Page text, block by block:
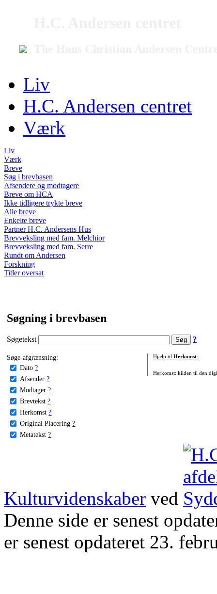
Liv
H.C. Andersen centret
Værk
Liv
Værk
Breve
Søg i brevbasen
Afsendere og modtagere
Breve om HCA
Ikke tidligere trykte breve
Alle breve
Enkelte breve
Partner H.C. Andersens Hus
Brevveksling med fam. Melchior
Brevveksling med fam. Serre
Rundt om Andersen
Forskning
Titler oversat
Søgning i brevbasen
Søgetekst ?
Søge-afgrænsning:
Dato ?
Afsender ?
Modtager ?
Brevtekst ?
Herkomst ?
Original Placering ?
Metatekst ?
Hjælp til Herkomst:
Herkomst: kilden til den
Kulturvidenskaber ved
Denne side er senest
er senest opdateret 23.